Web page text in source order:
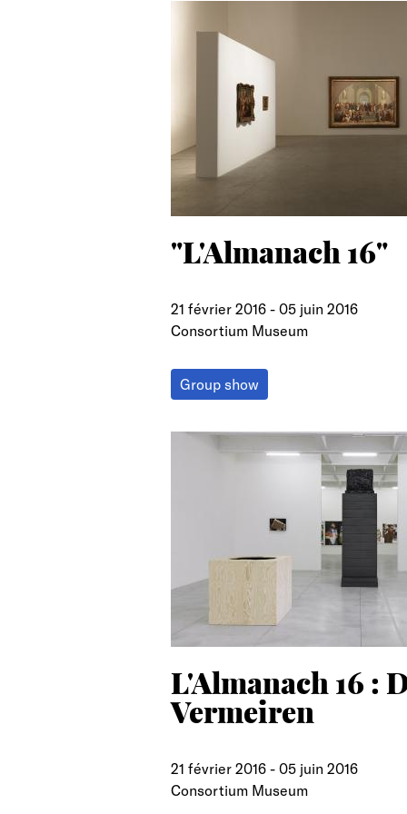
"L'Almanach 16"
21 février 2016- 05 juin 2016
Consortium Museum
Group show
L'Almanach 16 :
Vermeiren
21 février 2016- 05 juin 2016
Consortium Museum